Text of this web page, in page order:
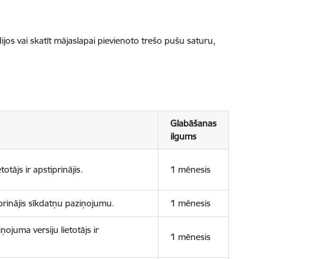
vai skatīt mājaslapai pievienoto trešo pušu saturu,
Glabāšanas
ilgums
ir apstiprinājis. 1 mēnesis
sīkdatņu paziņojumu. 1 mēnesis
versiju lietotājs ir
1 mēnesis